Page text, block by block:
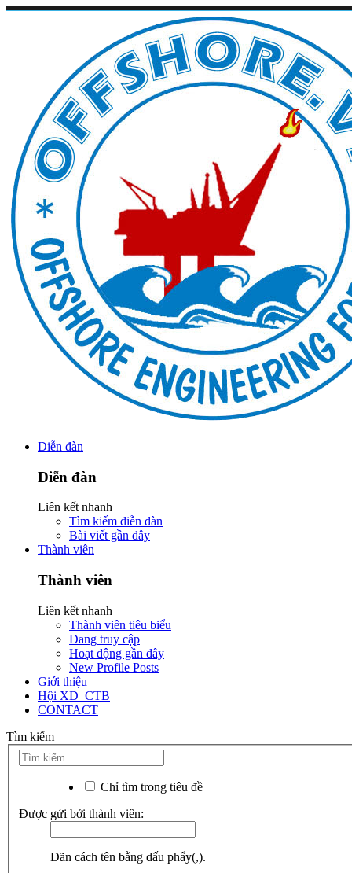
Diễn đàn
Diễn đàn
Liên kết nhanh
Tìm kiếm diễn đàn
Bài viết gần đây
Thành viên
Thành viên
Liên kết nhanh
Thành viên tiêu biểu
Đang truy cập
Hoạt động gần đây
New Profile Posts
Giới thiệu
Hội XD_CTB
CONTACT
Tìm kiếm
Chỉ tìm trong tiêu đề
Được gửi bởi thành viên:
Dãn cách tên bằng dấu phẩy(,).